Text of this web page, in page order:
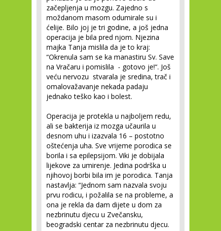
začepljenja u mozgu. Zajedno s
moždanom masom odumirale su i
ćelije. Bilo joj je tri godine, a još jedna
operacija je bila pred njom. Njezina
majka Tanja mislila da je to kraj:
“Okrenula sam se ka manastiru Sv. Save
na Vračaru i pomislila - gotovo je!“. Još
veću nervozu stvarala je sredina, trač i
omalovažavanje nekada padaju
jednako teško kao i bolest.
Operacija je protekla u najboljem redu,
ali se bakterija iz mozga učaurila u
desnom uhu i izazvala 16 – postotno
oštećenja uha. Sve vrijeme porodica se
borila i sa epilepsijom. Viki je dobijala
lijekove za umirenje. Jedina podrška u
njihovoj borbi bila im je porodica. Tanja
nastavlja: “Jednom sam nazvala svoju
prvu rodicu, i požalila se na probleme, a
ona je rekla da dam dijete u dom za
nezbrinutu djecu u Zvečansku,
beogradski centar za nezbrinutu djecu.